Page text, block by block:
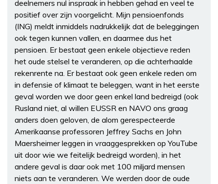
deelnemers nul inspraak in hebben gehad en veel te
positief over zijn voorgelicht. Mijn pensioenfonds
(ING) meldt inmiddels nadrukkelijk dat de beleggingen
ook tegen kunnen vallen, en daarmee dus het
pensioen. Er bestaat geen enkele objectieve reden
het oude stelsel te veranderen, op die achterhaalde
rekenrente na. Er bestaat ook geen enkele reden om
in defensie of klimaat te beleggen, want in het eerste
geval worden we door geen enkel land bedreigd (ook
Rusland niet, al willen EUSSR en NAVO ons graag
anders doen geloven, de alom gerespecteerde
Amerikaanse professoren Jeffrey Sachs en John
Maersheimer leggen in vraaggesprekken op YouTube
uit door wie we feitelijk bedreigd worden), in het
andere geval is daar ook met 100 miljard mensen
niets aan te veranderen. We werden door de oude